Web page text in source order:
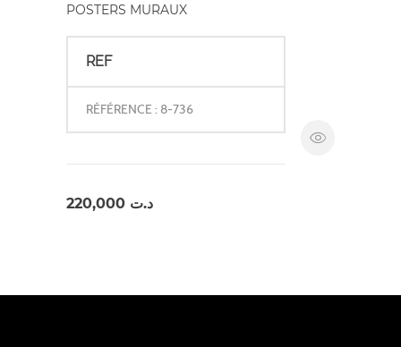
POSTERS MURAUX
REF
RÉFÉRENCE : 8-736
د.ت